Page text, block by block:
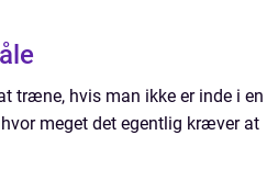
træne, hvis man ikke er inde i en
meget det egentlig kræver at